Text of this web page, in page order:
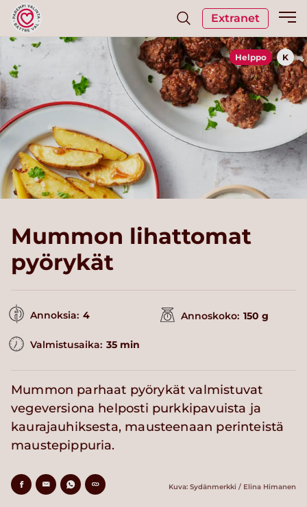
Extranet
Helppo K
Mummon lihattomat
pyörykät
Annoksia: 4 Annoskoko: 150 g
Valmistusaika: 35 min
Mummon parhaat pyörykät valmistuvat
vegeversiona helposti purkkipavuista ja
kaurajauhiksesta, mausteenaan perinteistä
maustepippuria.
Kuva: Sydänmerkki / Elina Himanen